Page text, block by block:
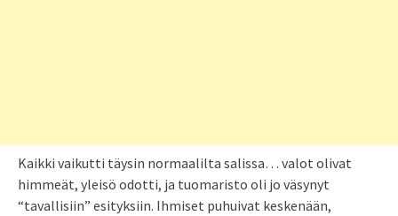
Kaikki vaikutti täysin normaalilta salissa… valot olivat
himmeät, yleisö odotti, ja tuomaristo oli jo väsynyt
“tavallisiin” esityksiin. Ihmiset puhuivat keskenään,